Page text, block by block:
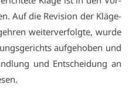
Auf die Re­vi­si­on der Klä­ge­
wei­ter­ver­folg­te, wur­de
auf­ge­ho­ben und
und Ent­schei­dung an